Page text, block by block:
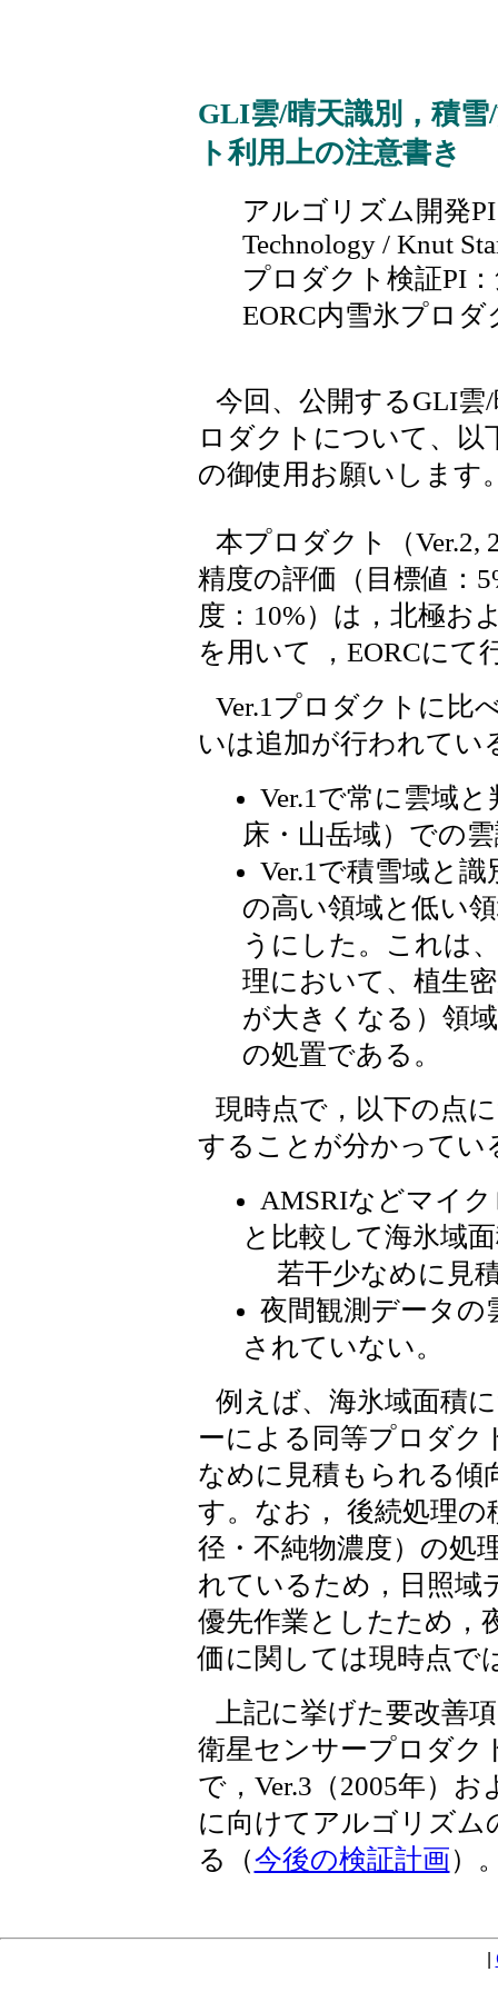
GLI雲/晴天識別，積
ト利用上の注意書き
アルゴリズム開発PI
Technology / Knut
プロダクト検証PI
EORC内雪氷プロ
今回、公開するGLI雲
ロダクトについて、以
の御使用お願いします
本プロダクト（Ver.2,
精度の評価（目標値：
度：10%）は，北極お
を用いて ，EORCにて
Ver.1プロダクトに比
いは追加が行われてい
Ver.1で常に雲域
床・山岳域）での
Ver.1で積雪域と
の高い領域と低い
うにした。これは
理において、植生
が大きくなる）領
の処置である。
現時点で，以下の点
することが分かってい
AMSRIなどマイ
と比較して海氷域
若干少なめに見
夜間観測データの
されていない。
例えば、海氷域面積
ーによる同等プロダク
なめに見積もられる傾
す。なお， 後続処理
径・不純物濃度）の処
れているため，日照域
優先作業としたため，
価に関しては現時点で
上記に挙げた要改善
衛星センサープロダク
で，Ver.3（2005年）
に向けてアルゴリズム
る（今後の検証計画）